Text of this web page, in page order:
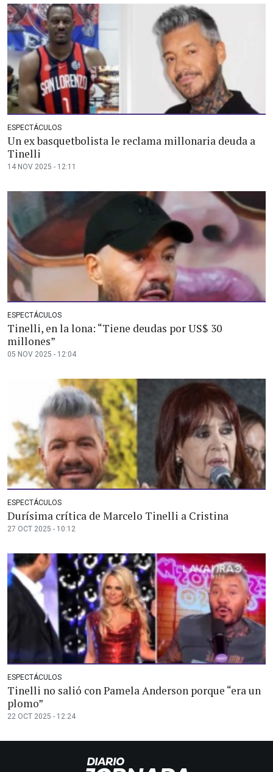
ESPECTÁCULOS
Un ex basquetbolista le reclama millonaria deuda a
Tinelli
14 NOV 2025 - 12:11
ESPECTÁCULOS
Tinelli, en la lona: “Tiene deudas por US$ 30
millones”
05 NOV 2025 - 12:04
ESPECTÁCULOS
Durísima crítica de Marcelo Tinelli a Cristina
27 OCT 2025 - 10:12
ESPECTÁCULOS
Tinelli no salió con Pamela Anderson porque “era un
plomo”
22 OCT 2025 - 12:24